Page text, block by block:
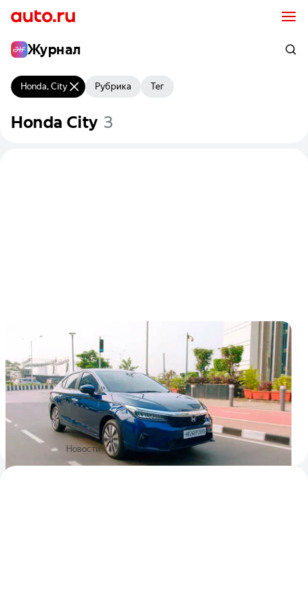
Журнал
Honda, City Рубрика Тег
HondaCity
Дешёвый седан Honda City после
рестайлинга лишился турбодизеля
Honda вывела на индийский рынок модернизированную
версию седана City. В ходе рестайлинга компактной
четырёхдверке местного производства слегка освежили
дизайн, пересмотрели моторную гамму и оснащение.
Кроме того, модель получила пару новых доступных
исполнений.
2 марта 2023 Новости